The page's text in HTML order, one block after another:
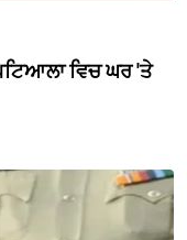
ਵਿਚ ਘਰ 'ਤੇ